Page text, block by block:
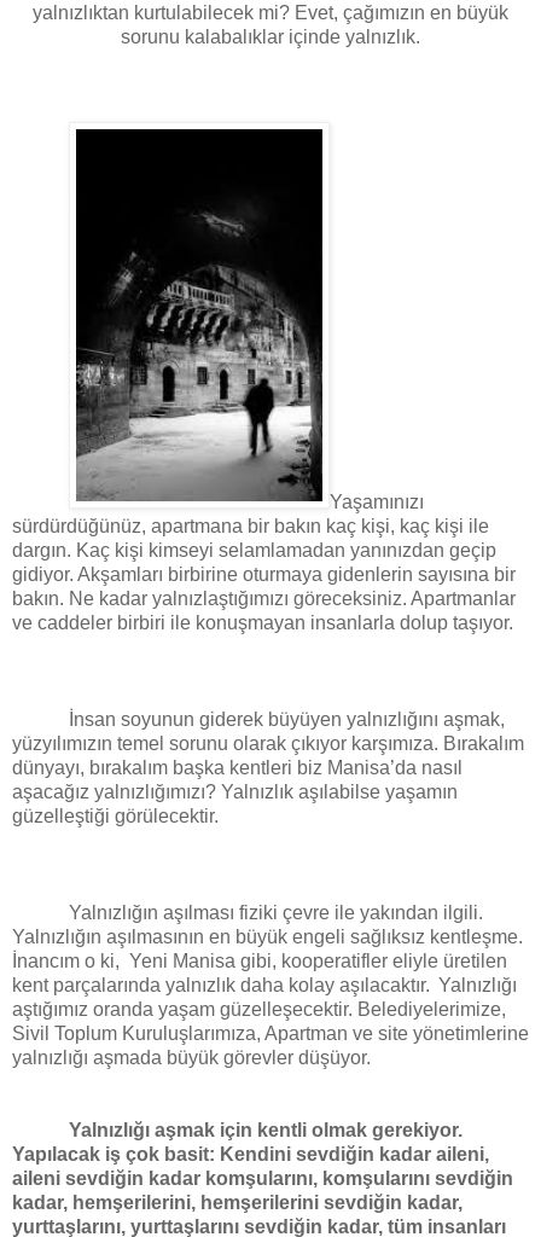
yalnızlıktan kurtulabilecek mi? Evet, çağımızın en büyük
sorunu kalabalıklar içinde yalnızlık.
Yaşamınızı
sürdürdüğünüz, apartmana bir bakın kaç kişi, kaç kişi ile
dargın. Kaç kişi kimseyi selamlamadan yanınızdan geçip
gidiyor. Akşamları birbirine oturmaya gidenlerin sayısına bir
bakın. Ne kadar yalnızlaştığımızı göreceksiniz. Apartmanlar
ve caddeler birbiri ile konuşmayan insanlarla dolup taşıyor.
İnsan soyunun giderek büyüyen yalnızlığını aşmak,
yüzyılımızın temel sorunu olarak çıkıyor karşımıza. Bırakalım
dünyayı, bırakalım başka kentleri biz Manisa’da nasıl
aşacağız yalnızlığımızı? Yalnızlık aşılabilse yaşamın
güzelleştiği görülecektir.
Yalnızlığın aşılması fiziki çevre ile yakından ilgili.
Yalnızlığın aşılmasının en büyük engeli sağlıksız kentleşme.
İnancım o ki, Yeni Manisa gibi, kooperatifler eliyle üretilen
kent parçalarında yalnızlık daha kolay aşılacaktır. Yalnızlığı
aştığımız oranda yaşam güzelleşecektir. Belediyelerimize,
Sivil Toplum Kuruluşlarımıza, Apartman ve site yönetimlerine
yalnızlığı aşmada büyük görevler düşüyor.
Yalnızlığı aşmak için kentli olmak gerekiyor.
Yapılacak iş çok basit: Kendini sevdiğin kadar aileni,
aileni sevdiğin kadar komşularını, komşularını sevdiğin
kadar, hemşerilerini, hemşerilerini sevdiğin kadar,
yurttaşlarını, yurttaşlarını sevdiğin kadar, tüm insanları